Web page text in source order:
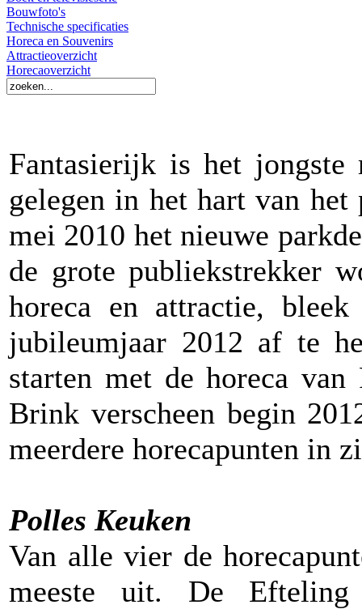
Bouwfoto's
Technische specificaties
Horeca en Souvenirs
Attractieoverzicht
Horecaoverzicht
Fantasierijk is het
gelegen in het hart van
mei 2010 het nieuwe
de grote publiekstrekker
horeca en attractie,
jubileumjaar 2012 af te
starten met de horeca
Brink verscheen begin
meerdere horecapunten in
Polles Keuken
Van alle vier de
meeste uit. De